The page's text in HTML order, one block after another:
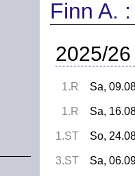
Finn A.
2025/26
1.R Sa,
1.R Sa,
1.ST So,
3.ST Sa,